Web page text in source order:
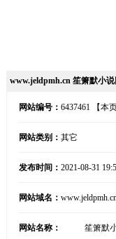
www.jeldpmh.cn 笙箫默小
网站编号： 6437461 【本
网站类别： 其它
发布时间： 2021-08-31
网站域名：
网站名称： 笙箫默